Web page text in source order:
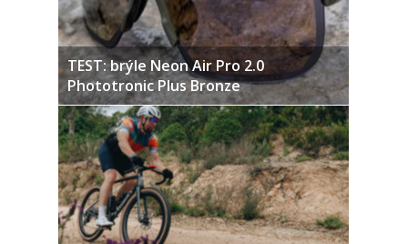
TEST: brýle Neon Air Pro 2.0
Phototronic Plus Bronze